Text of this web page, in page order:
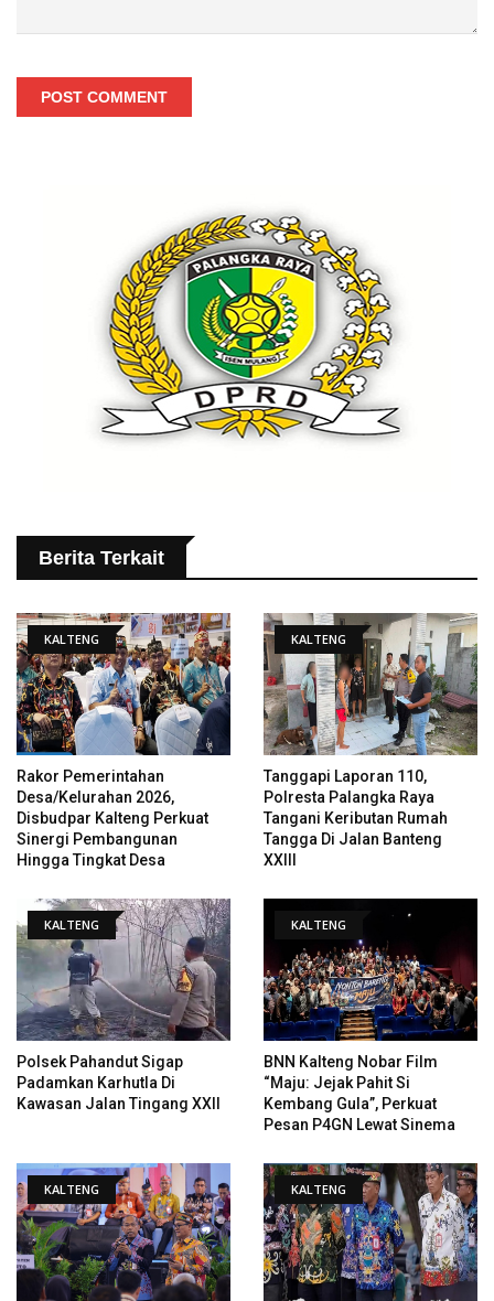
POST COMMENT
Berita Terkait
KALTENG
Rakor Pemerintahan
Desa/Kelurahan 2026,
Disbudpar Kalteng Perkuat
Sinergi Pembangunan
Hingga Tingkat Desa
KALTENG
Tanggapi Laporan 110,
Polresta Palangka Raya
Tangani Keributan Rumah
Tangga Di Jalan Banteng
XXIII
KALTENG
Polsek Pahandut Sigap
Padamkan Karhutla Di
Kawasan Jalan Tingang XXII
KALTENG
BNN Kalteng Nobar Film
“Maju: Jejak Pahit Si
Kembang Gula”, Perkuat
Pesan P4GN Lewat Sinema
KALTENG KALTENG